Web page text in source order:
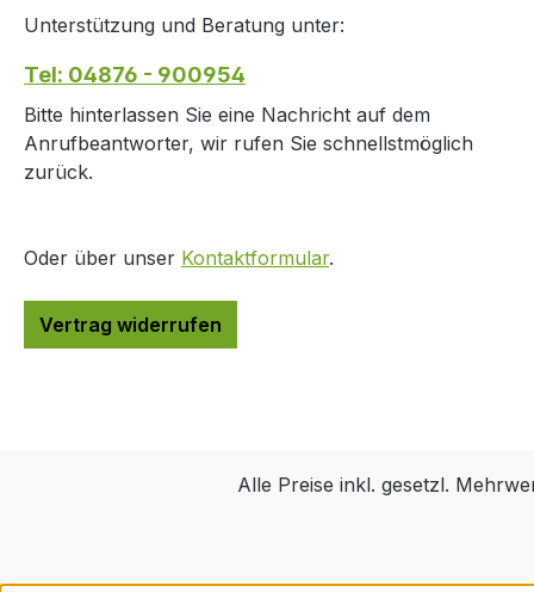
Unterstützung und Beratung unter:
Tel: 04876 - 900954
Bitte hinterlassen Sie eine Nachricht auf dem
Anrufbeantworter, wir rufen Sie schnellstmöglich
zurück.
Oder über unser Kontaktformular.
Vertrag widerrufen
Alle Preise inkl. gesetzl.